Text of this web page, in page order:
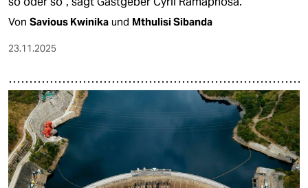
Von Savious Kwinika und Mthulisi Sibanda
23.11.2025